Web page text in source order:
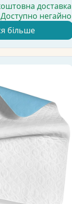
доставка
Доступно негайно
більше